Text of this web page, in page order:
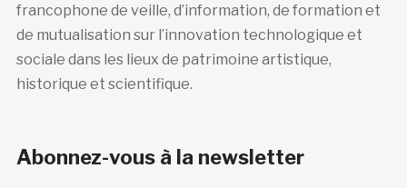
francophone de veille, d’information, de formation et
de mutualisation sur l’innovation technologique et
sociale dans les lieux de patrimoine artistique,
historique et scientifique.
Abonnez-vous à la newsletter